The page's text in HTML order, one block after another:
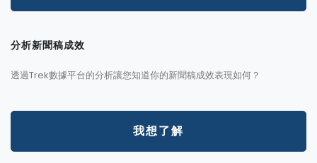
分析新聞稿成效
透過Trek數據平台的分析讓您知道你的新聞稿成效表現如何？
我想了解